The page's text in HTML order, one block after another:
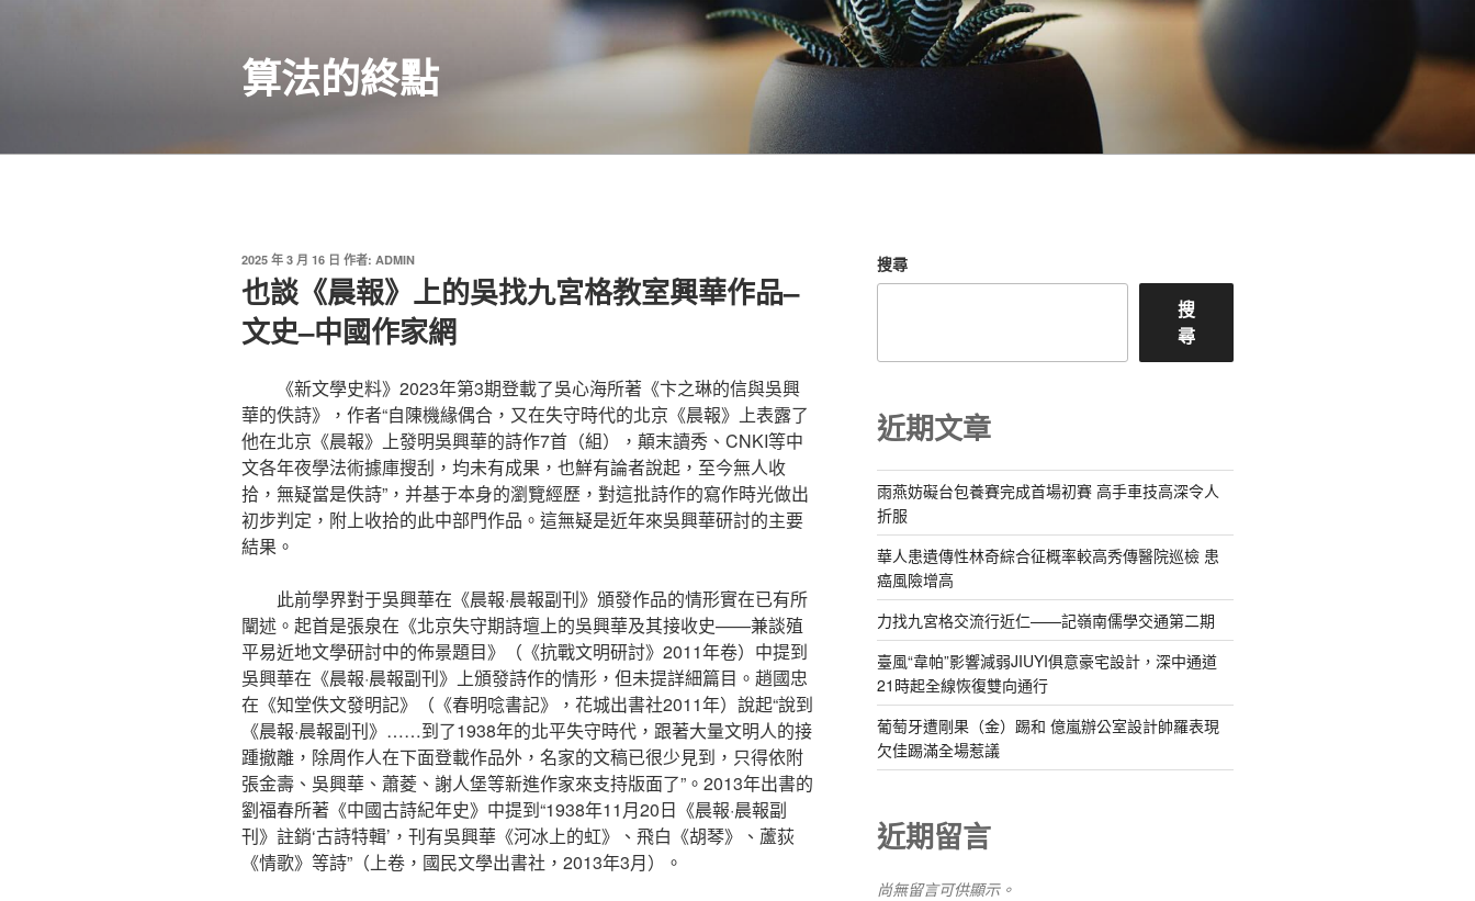
算法的終點
發
佈
於
2025 年 3 月 16 日 作者: ADMIN
也談《晨報》上的吳找九宮格教室興華作品–
文史–中國作家網
《新文學史料》2023年第3期登載了吳心海所著《卞之琳的信與吳興
華的佚詩》，作者“自陳機緣偶合，又在失守時代的北京《晨報》上表露了
他在北京《晨報》上發明吳興華的詩作7首（組），顛末讀秀、CNKI等中
文各年夜學法術據庫搜刮，均未有成果，也鮮有論者說起，至今無人收
拾，無疑當是佚詩”，并基于本身的瀏覽經歷，對這批詩作的寫作時光做出
初步判定，附上收拾的此中部門作品。這無疑是近年來吳興華研討的主要
結果。
此前學界對于吳興華在《晨報·晨報副刊》頒發作品的情形實在已有所
闡述。起首是張泉在《北京失守期詩壇上的吳興華及其接收史——兼談殖
平易近地文學研討中的佈景題目》（《抗戰文明研討》2011年卷）中提到
吳興華在《晨報·晨報副刊》上頒發詩作的情形，但未提詳細篇目。趙國忠
在《知堂佚文發明記》（《春明唸書記》，花城出書社2011年）說起“說到
《晨報·晨報副刊》……到了1938年的北平失守時代，跟著大量文明人的接
踵撤離，除周作人在下面登載作品外，名家的文稿已很少見到，只得依附
張金壽、吳興華、蕭菱、謝人堡等新進作家來支持版面了”。2013年出書的
劉福春所著《中國古詩紀年史》中提到“1938年11月20日《晨報·晨報副
刊》註銷‘古詩特輯’，刊有吳興華《河冰上的虹》、飛白《胡琴》、蘆荻
《情歌》等詩”（上卷，國民文學出書社，2013年3月）。
搜尋
搜
尋
近期文章
雨燕妨礙台包養賽完成首場初賽 高手車技高深令人
折服
華人患遺傳性林奇綜合征概率較高秀傳醫院巡檢 患
癌風險增高
力找九宮格交流行近仁——記嶺南儒學交通第二期
臺風“韋帕”影響減弱JIUYI俱意豪宅設計，深中通道
21時起全線恢復雙向通行
葡萄牙遭剛果（金）踢和 億嵐辦公室設計帥羅表現
欠佳踢滿全場惹議
近期留言
尚無留言可供顯示。